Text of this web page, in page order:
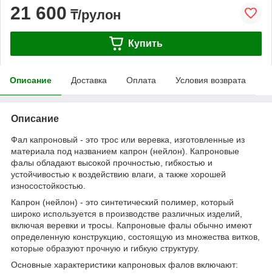
21 600 ₸/рулон
Купить
Описание Доставка Оплата Условия возврата
Описание
Фал капроновый - это трос или веревка, изготовленные из
материала под названием капрон (нейлон). Капроновые
фалы обладают высокой прочностью, гибкостью и
устойчивостью к воздействию влаги, а также хорошей
износостойкостью.
Капрон (нейлон) - это синтетический полимер, который
широко используется в производстве различных изделий,
включая веревки и тросы. Капроновые фалы обычно имеют
определенную конструкцию, состоящую из множества витков,
которые образуют прочную и гибкую структуру.
Основные характеристики капроновых фалов включают: